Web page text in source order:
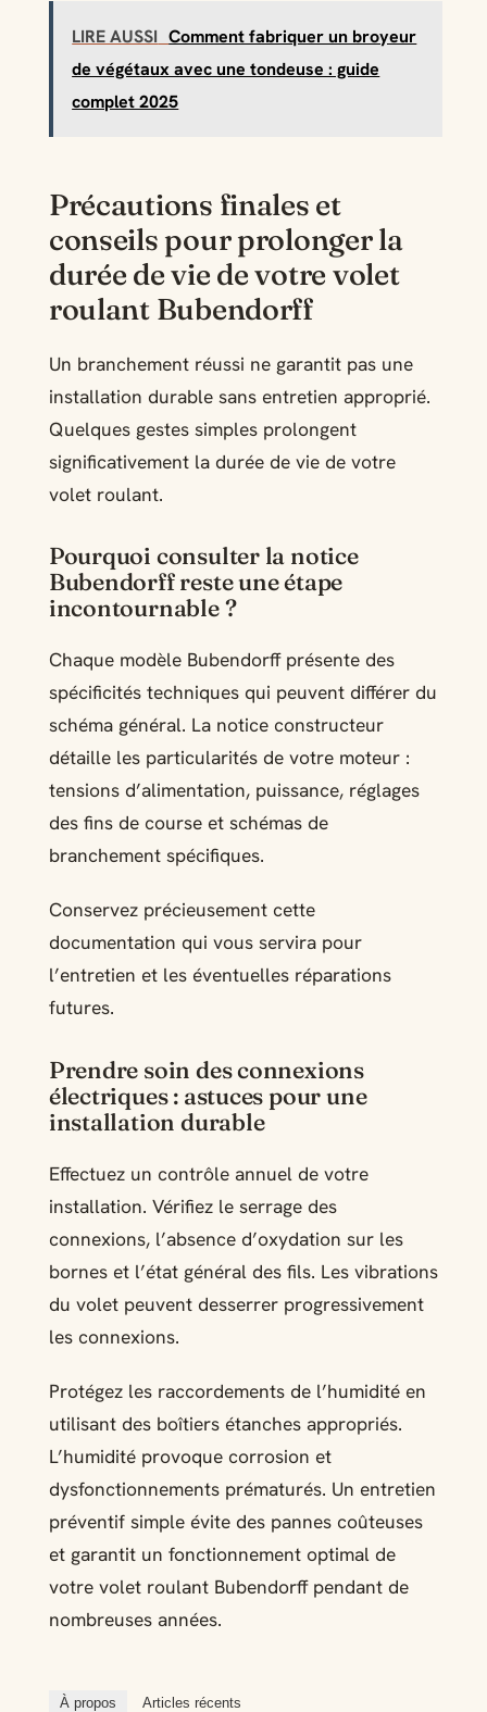
LIRE AUSSI Comment fabriquer un broyeur
de végétaux avec une tondeuse : guide
complet 2025
Précautions finales et
conseils pour prolonger la
durée de vie de votre volet
roulant Bubendorff
Un branchement réussi ne garantit pas une
installation durable sans entretien approprié.
Quelques gestes simples prolongent
significativement la durée de vie de votre
volet roulant.
Pourquoi consulter la notice
Bubendorff reste une étape
incontournable ?
Chaque modèle Bubendorff présente des
spécificités techniques qui peuvent différer du
schéma général. La notice constructeur
détaille les particularités de votre moteur :
tensions d’alimentation, puissance, réglages
des fins de course et schémas de
branchement spécifiques.
Conservez précieusement cette
documentation qui vous servira pour
l’entretien et les éventuelles réparations
futures.
Prendre soin des connexions
électriques : astuces pour une
installation durable
Effectuez un contrôle annuel de votre
installation. Vérifiez le serrage des
connexions, l’absence d’oxydation sur les
bornes et l’état général des fils. Les vibrations
du volet peuvent desserrer progressivement
les connexions.
Protégez les raccordements de l’humidité en
utilisant des boîtiers étanches appropriés.
L’humidité provoque corrosion et
dysfonctionnements prématurés. Un entretien
préventif simple évite des pannes coûteuses
et garantit un fonctionnement optimal de
votre volet roulant Bubendorff pendant de
nombreuses années.
À propos Articles récents